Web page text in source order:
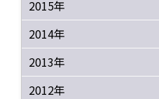
2015年
2014年
2013年
2012年